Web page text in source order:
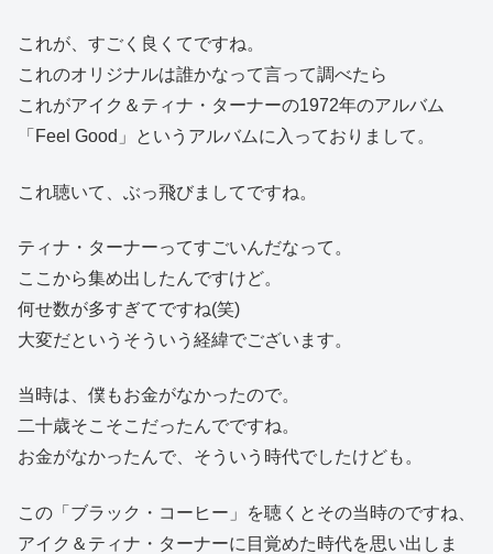
これが、すごく良くてですね。
これのオリジナルは誰かなって言って調べたら
これがアイク＆ティナ・ターナーの1972年のアルバム
「Feel Good」というアルバムに入っておりまして。
これ聴いて、ぶっ飛びましてですね。
ティナ・ターナーってすごいんだなって。
ここから集め出したんですけど。
何せ数が多すぎてですね(笑)
大変だというそういう経緯でございます。
当時は、僕もお金がなかったので。
二十歳そこそこだったんでですね。
お金がなかったんで、そういう時代でしたけども。
この「ブラック・コーヒー」を聴くとその当時のですね、
アイク＆ティナ・ターナーに目覚めた時代を思い出しま